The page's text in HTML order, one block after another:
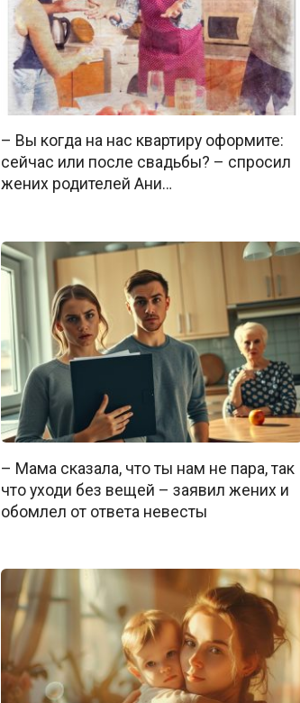
– Вы когда на нас квартиру оформите:
сейчас или после свадьбы? – спросил
жених родителей Ани…
– Мама сказала, что ты нам не пара, так
что уходи без вещей – заявил жених и
обомлел от ответа невесты